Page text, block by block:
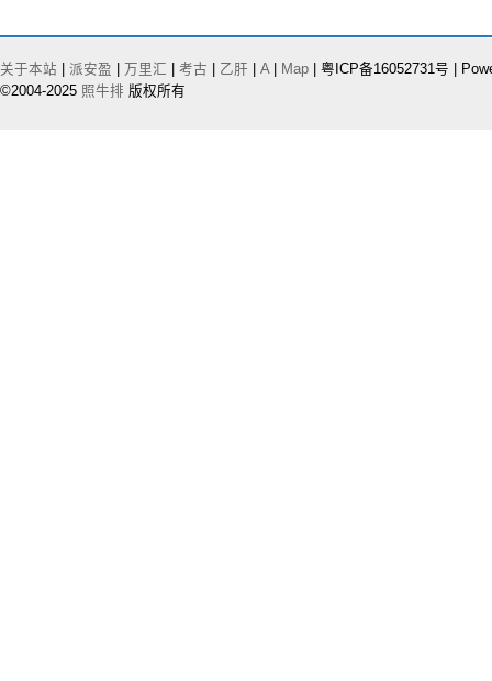
关于本站 派安盈 万里汇 考古 乙肝 A| Map | 粤ICP备16052731号 |
©2004-2025 照牛排 版权所有